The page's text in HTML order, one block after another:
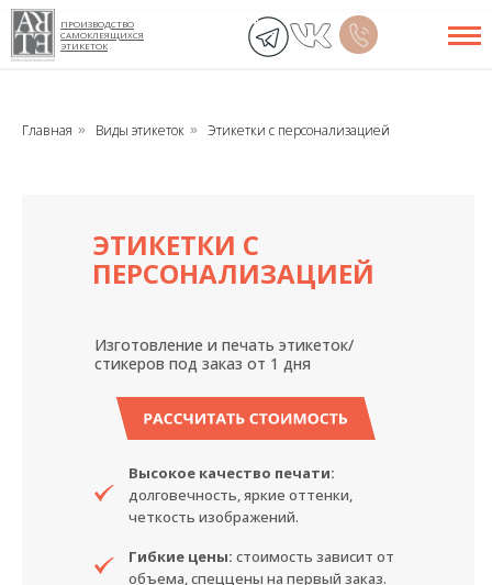
ПРОИЗВОДСТВО
САМОКЛЕЯЩИХСЯ
ЭТИКЕТОК
Главная » Виды этикеток » Этикетки с персонализацией
Высокое качество печати:
долговечность, яркие оттенки,
четкость изображений.
Гибкие цены: стоимость зависит от
объема, спеццены на первый заказ.
Изготовление и печать этикеток/
стикеров под заказ от 1 дня
ЭТИКЕТКИ С
ПЕРСОНАЛИЗАЦИЕЙ
РАССЧИТАТЬ СТОИМОСТЬ